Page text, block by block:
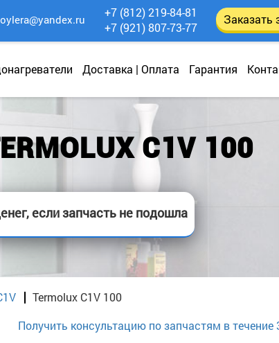
Доставка | Оплата Гарантия
+7 (812) 219-84-81
+7 (921) 807-73-77
Заказать
C1V 100
если запчасть не подошла
Termolux C1V 100
Получить консультацию по запчастям в течение